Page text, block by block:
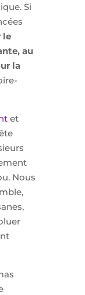
Si
le
au
la
et
Nous